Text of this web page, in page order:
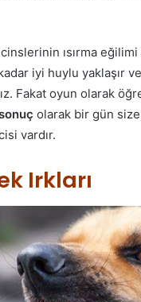
ısırma
iyi huylu yaklaşır
Fakat oyun olarak
olarak bir gün
vardır.
Irkları